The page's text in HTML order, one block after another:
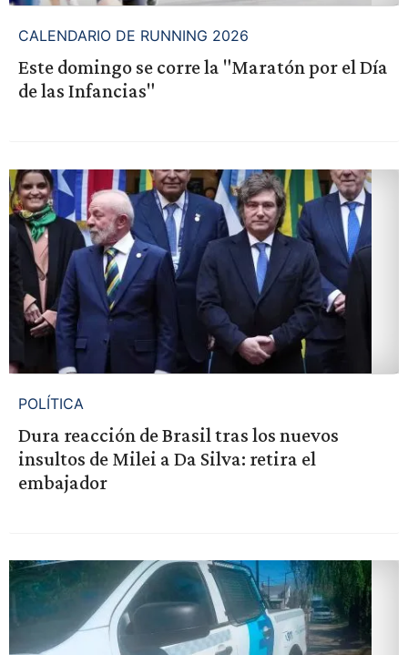
CALENDARIO DE RUNNING 2026
Este domingo se corre la "Maratón por el Día
de las Infancias"
POLÍTICA
Dura reacción de Brasil tras los nuevos
insultos de Milei a Da Silva: retira el
embajador